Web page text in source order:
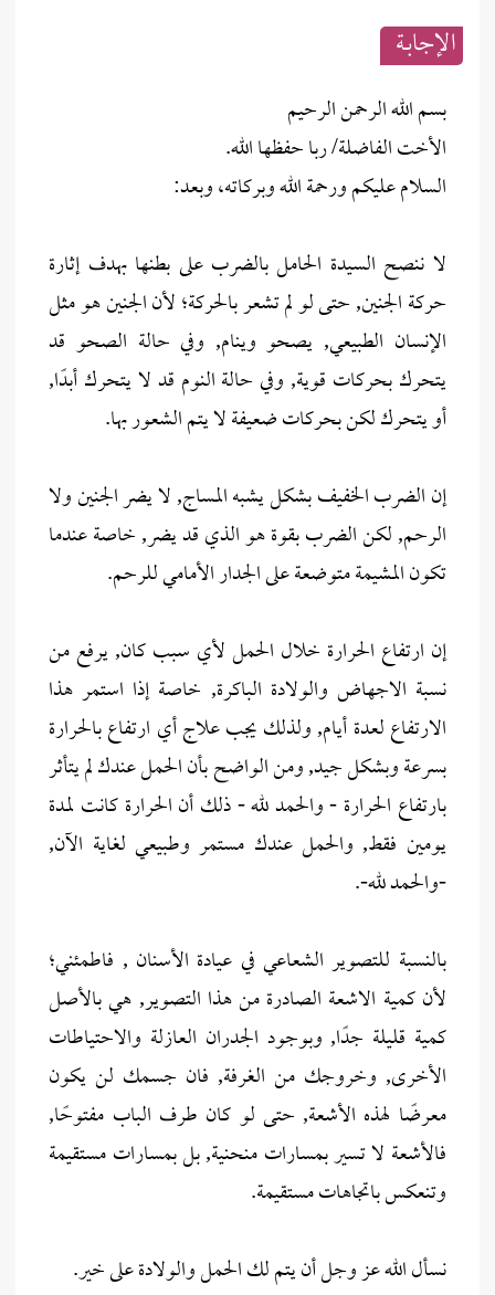
الإجابــة
بسم الله الرحمن الرحيم
الأخت الفاضلة/ ربا حفظها الله.
السلام عليكم ورحمة الله وبركاته، وبعد:
لا ننصح السيدة الحامل بالضرب على بطنها بهدف إثارة
حركة الجنين, حتى لو لم تشعر بالحركة؛ لأن الجنين هو مثل
الإنسان الطبيعي, يصحو وينام, وفي حالة الصحو قد
يتحرك بحركات قوية, وفي حالة النوم قد لا يتحرك أبدًا,
أو يتحرك لكن بحركات ضعيفة لا يتم الشعور بها.
إن الضرب الخفيف بشكل يشبه المساج, لا يضر الجنين ولا
الرحم, لكن الضرب بقوة هو الذي قد يضر, خاصة عندما
تكون المشيمة متوضعة على الجدار الأمامي للرحم.
إن ارتفاع الحرارة خلال الحمل لأي سبب كان, يرفع من
نسبة الاجهاض والولادة الباكرة, خاصة إذا استمر هذا
الارتفاع لعدة أيام, ولذلك يجب علاج أي ارتفاع بالحرارة
بسرعة وبشكل جيد, ومن الواضح بأن الحمل عندك لم يتأثر
بارتفاع الحرارة - والحمد لله - ذلك أن الحرارة كانت لمدة
يومين فقط, والحمل عندك مستمر وطبيعي لغاية الآن,
-والحمد لله-.
بالنسبة للتصوير الشعاعي في عيادة الأسنان , فاطمئني؛
لأن كمية الاشعة الصادرة من هذا التصوير, هي بالأصل
كمية قليلة جدًا, وبوجود الجدران العازلة والاحتياطات
الأخرى, وخروجك من الغرفة, فان جسمك لن يكون
معرضًا لهذه الأشعة, حتى لو كان طرف الباب مفتوحًا,
فالأشعة لا تسير بمسارات منحنية, بل بمسارات مستقيمة
وتنعكس باتجاهات مستقيمة.
نسأل الله عز وجل أن يتم لك الحمل والولادة على خير.